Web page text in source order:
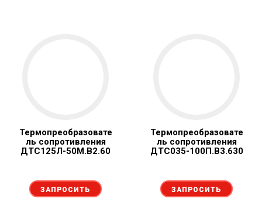
Термопреобразовате
ль сопротивления
ДТС125Л-50М.В2.60
ЗАПРОСИТЬ
Термопреобразовате
ль сопротивления
ДТС035-100П.В3.630
ЗАПРОСИТЬ